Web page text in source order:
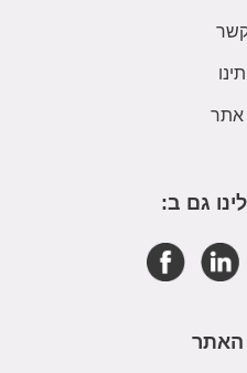
גם ב:
האתר